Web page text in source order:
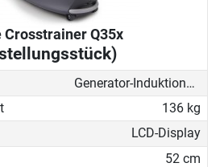
Crosstrainer Q35x
Generator-Induktionsbremse
136 kg
LCD-Display
52 cm